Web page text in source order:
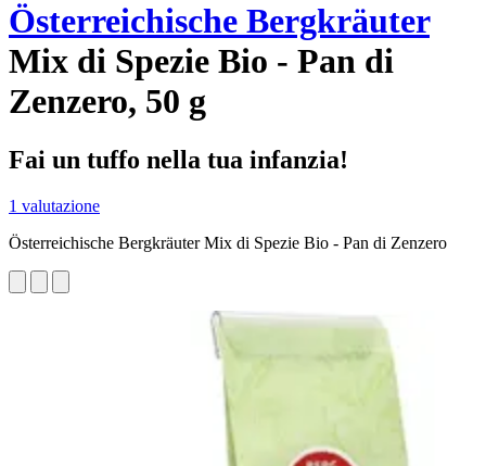
Österreichische Bergkräuter
Mix di Spezie Bio - Pan di
Zenzero, 50 g
Fai un tuffo nella tua infanzia!
1 valutazione
Österreichische Bergkräuter Mix di Spezie Bio - Pan di Zenzero